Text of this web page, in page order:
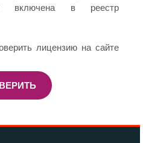
включена в реестр
лицензию на сайте